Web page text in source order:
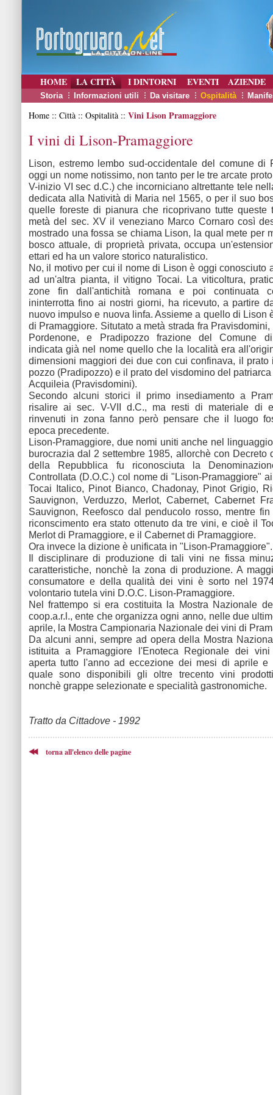
HOME LA CITTÀ I DINTORNI EVENTI AZIENDE
Storia Informazioni utili Da visitare Ospitalità
Home :: Città :: Ospitalità :: Vini Lison Pramaggiore
I vini di Lison-Pramaggiore
Lison, estremo lembo sud-occidentale del comune di
oggi un nome notissimo, non tanto per le tre arcate
V-inizio VI sec d.C.) che incorniciano altrettante tele
dedicata alla Natività di Maria nel 1565, o per il suo
quelle foreste di pianura che ricoprivano tutte queste
metà del sec. XV il veneziano Marco Cornaro così
mostrado una fossa se chiama Lison, la qual mete per
bosco attuale, di proprietà privata, occupa
ettari ed ha un valore storico naturalistico.
No, il motivo per cui il nome di Lison è oggi conosciuto
ad un'altra pianta, il vitigno Tocai. La viticoltura,
zone fin dall'antichità romana e poi continuata
ininterrotta fino ai nostri giorni, ha ricevuto, a partire
nuovo impulso e nuova linfa. Assieme a quello di Lison
di Pramaggiore. Situtato a metà strada fra
Pordenone, e Pradipozzo frazione del Comune di
indicata già nel nome quello che la località era
dimensioni maggiori dei due con cui confinava, il prato
pozzo (Pradipozzo) e il prato del visdomino del
Acquileia (Pravisdomini).
Secondo alcuni storici il primo insediamento a
risalire ai sec. V-VII d.C., ma resti di materiale di
rinvenuti in zona fanno però pensare che il luogo
epoca precedente.
Lison-Pramaggiore, due nomi uniti anche nel
burocrazia dal 2 settembre 1985, allorchè con Decreto
della Repubblica fu riconosciuta la
Controllata (D.O.C.) col nome di "Lison-Pramaggiore"
Tocai Italico, Pinot Bianco, Chadonay, Pinot Grigio,
Sauvignon, Verduzzo, Merlot, Cabernet, Cabernet
Sauvignon, Reefosco dal penducolo rosso, mentre
riconscimento era stato ottenuto da tre vini, e cioè il
Merlot di Pramaggiore, e il Cabernet di Pramaggiore.
Ora invece la dizione è unificata in "Lison-Pramaggiore".
Il disciplinare di produzione di tali vini ne fissa
caratteristiche, nonchè la zona di produzione. A
consumatore e della qualità dei vini è sorto nel
volontario tutela vini D.O.C. Lison-Pramaggiore.
Nel frattempo si era costituita la Mostra Nazionale
coop.a.r.l., ente che organizza ogni anno, nelle due
aprile, la Mostra Campionaria Nazionale dei vini di
Da alcuni anni, sempre ad opera della Mostra
istituita a Pramaggiore l'Enoteca Regionale dei
aperta tutto l'anno ad eccezione dei mesi di aprile e
quale sono disponibili gli oltre trecento vini
nonchè grappe selezionate e specialità gastronomiche.
Tratto da Cittadove - 1992
torna all'elenco delle pagine